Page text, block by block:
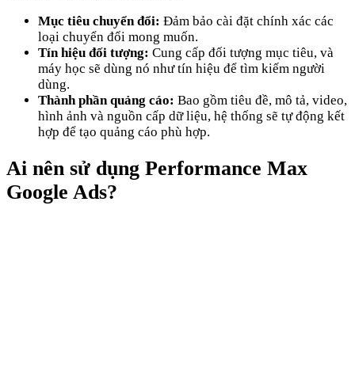
Mục tiêu chuyển đổi: Đảm bảo cài đặt chính xác các
loại chuyển đổi mong muốn.
Tín hiệu đối tượng: Cung cấp đối tượng mục tiêu, và
máy học sẽ dùng nó như tín hiệu để tìm kiếm người
dùng.
Thành phần quảng cáo: Bao gồm tiêu đề, mô tả, video,
hình ảnh và nguồn cấp dữ liệu, hệ thống sẽ tự động kết
hợp để tạo quảng cáo phù hợp.
Ai nên sử dụng Performance Max
Google Ads?